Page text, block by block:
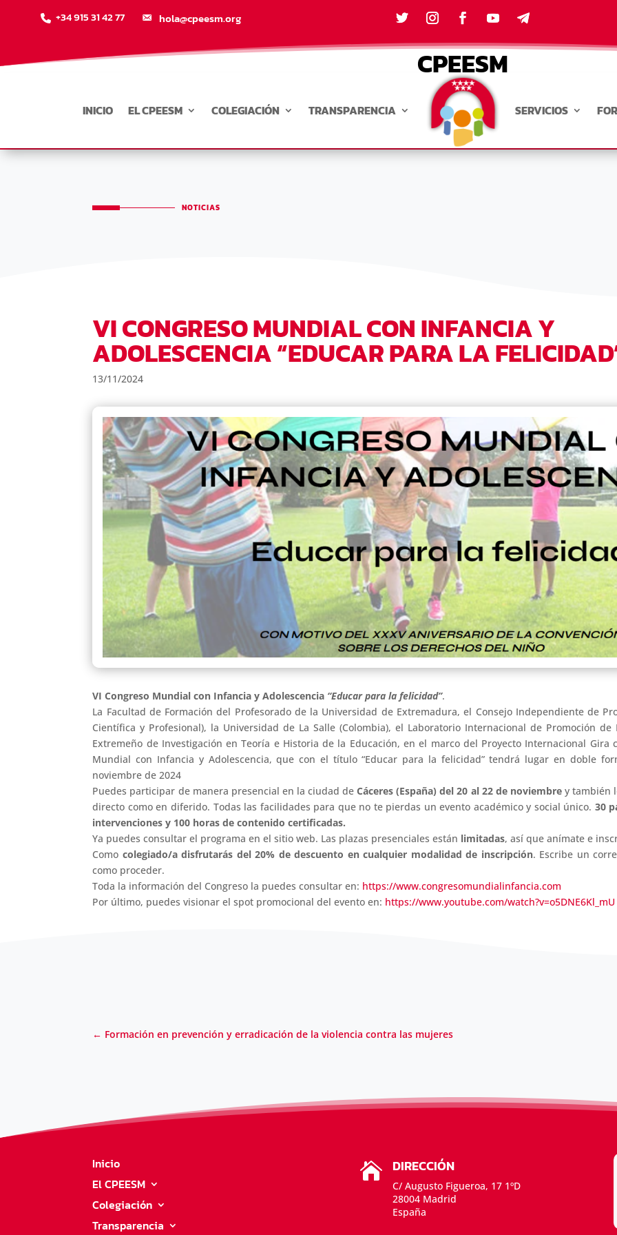
+34 915 31 42 77 hola@cpeesm.org
CPEESM
INICIO EL CPEESM COLEGIACIÓN TRANSPARENCIA SERVICIOS
NOTICIAS
VI CONGRESO MUNDIAL CON INFANCIA Y
ADOLESCENCIA “EDUCAR PARA LA
13/11/2024
VI Congreso Mundial con Infancia y Adolescencia “Educar para la felicidad”.
La Facultad de Formación del Profesorado de la Universidad de Extremadura, el Consejo Independiente de
Científica y Profesional), la Universidad de La Salle (Colombia), el Laboratorio Internacional de Promoción
Extremeño de Investigación en Teoría e Historia de la Educación, en el marco del Proyecto Internacional Gira
Mundial con Infancia y Adolescencia, que con el título “Educar para la felicidad” tendrá lugar en doble
noviembre de 2024
Puedes participar de manera presencial en la ciudad deCáceres (España) del 20 al 22 de noviembrey también
directo como en diferido. Todas las facilidades para que no te pierdas un evento académico y social único. 30
intervenciones y 100 horas de contenido certificadas.
Ya puedes consultar el programa en el sitio web. Las plazas presenciales están limitadas, así que anímate e
Como colegiado/a disfrutarás del 20% de descuento en cualquier modalidad de inscripción. Escribe un
como proceder.
Toda la información del Congreso la puedes consultar en: https://www.congresomundialinfancia.com
Por último, puedes visionar el spot promocional del evento en: https://www.youtube.com/watch?v=o5DNE6Kl_mU
← Formación en prevención y erradicación de la violencia contra las mujeres
Inicio
El CPEESM
Colegiación
Transparencia
 DIRECCIÓN
C/ Augusto Figueroa, 17 1ºD
28004 Madrid
España